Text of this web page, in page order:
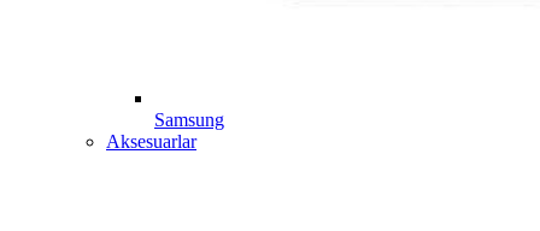
Samsung
Aksesuarlar